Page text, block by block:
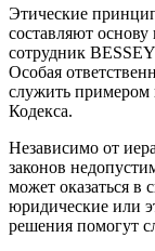
Этические
составляют
сотрудник
Особая
служить
Кодекса.
Независимо от
законов
может оказаться в
юридические или
решения помогут